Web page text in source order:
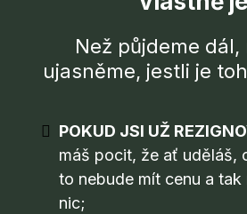
Než půjdeme dál,
ujasněme, jestli je
POKUD JSI UŽ
máš pocit, že ať uděláš,
to nebude mít cenu a tak
nic;